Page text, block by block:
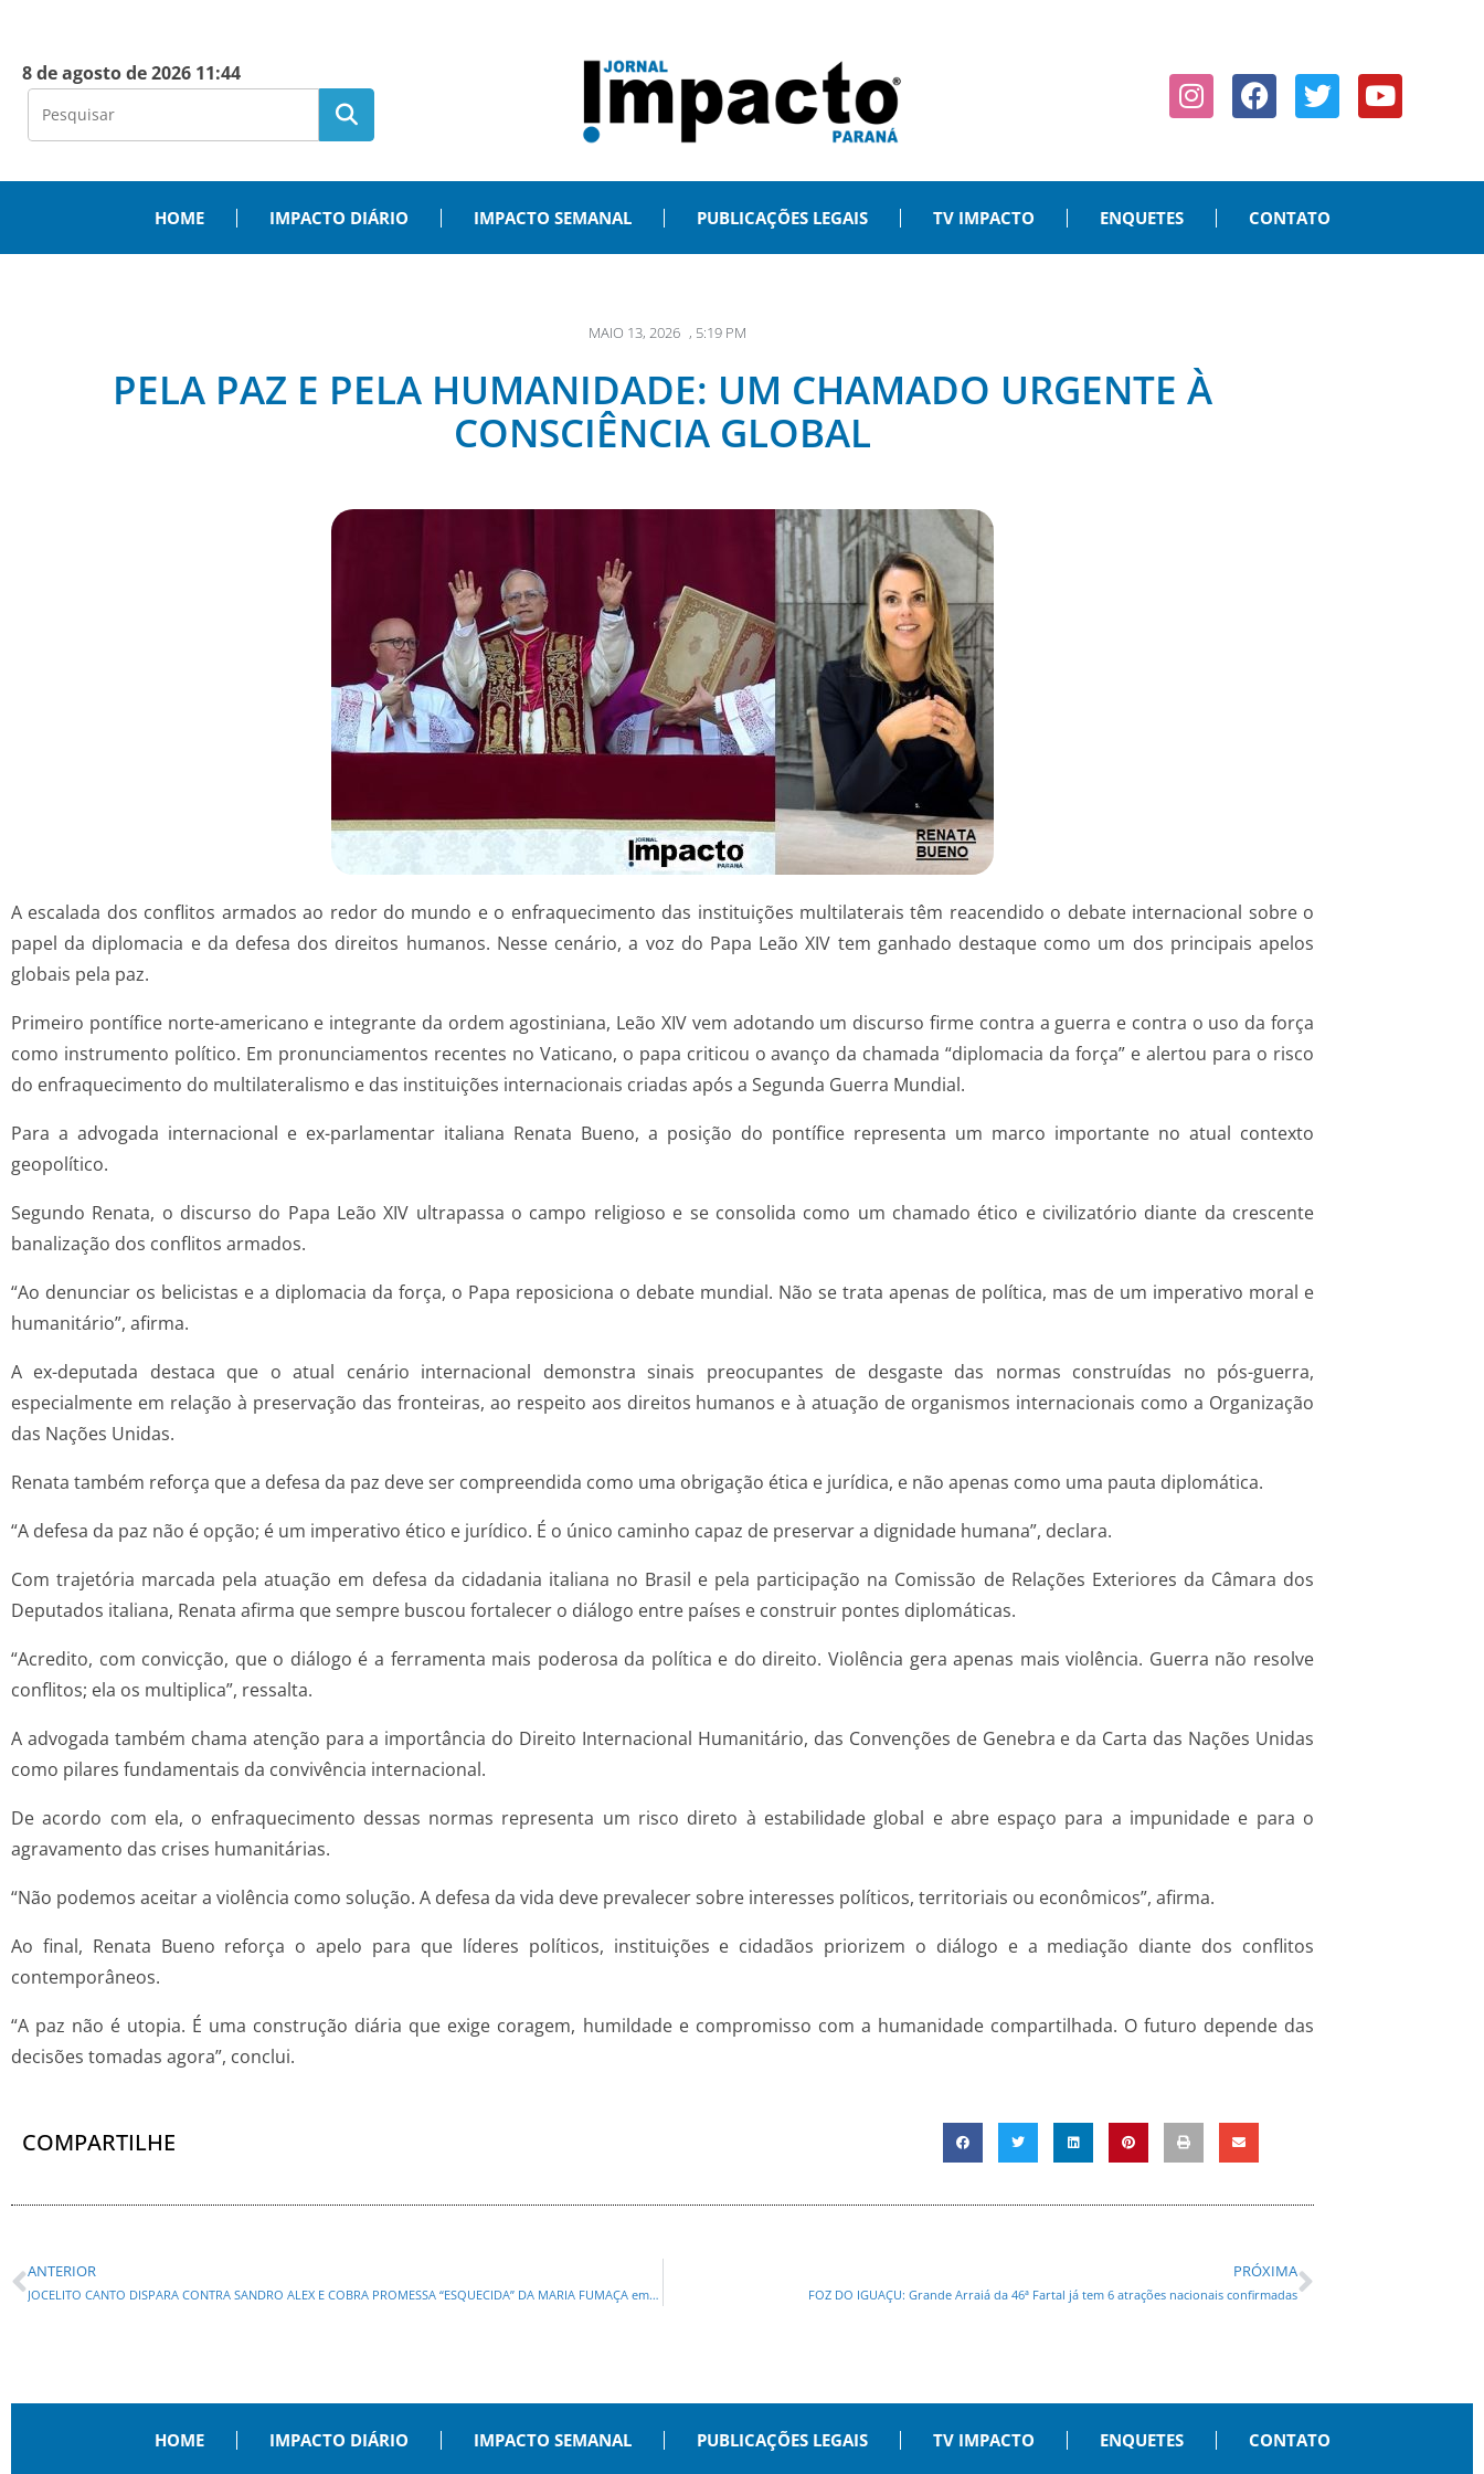
8 de agosto de 2026 11:44
HOME IMPACTO DIÁRIO IMPACTO SEMANAL PUBLICAÇÕES LEGAIS TV IMPACTO ENQUETES CONTATO
MAIO 13, 2026 , 5:19 PM
PELA PAZ E PELA HUMANIDADE: UM CHAMADO URGENTE À
CONSCIÊNCIA GLOBAL
A escalada dos conflitos armados ao redor do mundo e o enfraquecimento das instituições multilaterais têm reacendido o debate internacional sobre o
papel da diplomacia e da defesa dos direitos humanos. Nesse cenário, a voz do Papa Leão XIV tem ganhado destaque como um dos principais apelos
globais pela paz.
Primeiro pontífice norte-americano e integrante da ordem agostiniana, Leão XIV vem adotando um discurso firme contra a guerra e contra o uso da força
como instrumento político. Em pronunciamentos recentes no Vaticano, o papa criticou o avanço da chamada “diplomacia da força” e alertou para o risco
do enfraquecimento do multilateralismo e das instituições internacionais criadas após a Segunda Guerra Mundial.
Para a advogada internacional e ex-parlamentar italiana Renata Bueno, a posição do pontífice representa um marco importante no atual contexto
geopolítico.
Segundo Renata, o discurso do Papa Leão XIV ultrapassa o campo religioso e se consolida como um chamado ético e civilizatório diante da crescente
banalização dos conflitos armados.
“Ao denunciar os belicistas e a diplomacia da força, o Papa reposiciona o debate mundial. Não se trata apenas de política, mas de um imperativo moral e
humanitário”, afirma.
A ex-deputada destaca que o atual cenário internacional demonstra sinais preocupantes de desgaste das normas construídas no pós-guerra,
especialmente em relação à preservação das fronteiras, ao respeito aos direitos humanos e à atuação de organismos internacionais como a Organização
das Nações Unidas.
Renata também reforça que a defesa da paz deve ser compreendida como uma obrigação ética e jurídica, e não apenas como uma pauta diplomática.
“A defesa da paz não é opção; é um imperativo ético e jurídico. É o único caminho capaz de preservar a dignidade humana”, declara.
Com trajetória marcada pela atuação em defesa da cidadania italiana no Brasil e pela participação na Comissão de Relações Exteriores da Câmara dos
Deputados italiana, Renata afirma que sempre buscou fortalecer o diálogo entre países e construir pontes diplomáticas.
“Acredito, com convicção, que o diálogo é a ferramenta mais poderosa da política e do direito. Violência gera apenas mais violência. Guerra não resolve
conflitos; ela os multiplica”, ressalta.
A advogada também chama atenção para a importância do Direito Internacional Humanitário, das Convenções de Genebra e da Carta das Nações Unidas
como pilares fundamentais da convivência internacional.
De acordo com ela, o enfraquecimento dessas normas representa um risco direto à estabilidade global e abre espaço para a impunidade e para o
agravamento das crises humanitárias.
“Não podemos aceitar a violência como solução. A defesa da vida deve prevalecer sobre interesses políticos, territoriais ou econômicos”, afirma.
Ao final, Renata Bueno reforça o apelo para que líderes políticos, instituições e cidadãos priorizem o diálogo e a mediação diante dos conflitos
contemporâneos.
“A paz não é utopia. É uma construção diária que exige coragem, humildade e compromisso com a humanidade compartilhada. O futuro depende das
decisões tomadas agora”, conclui.
COMPARTILHE
ANTERIOR
JOCELITO CANTO DISPARA CONTRA SANDRO ALEX E COBRA PROMESSA “ESQUECIDA” DA MARIA FUMAÇA em PONTA GROSSA
PRÓXIMA
FOZ DO IGUAÇU: Grande Arraiá da 46ª Fartal já tem 6 atrações nacionais confirmadas
HOME IMPACTO DIÁRIO IMPACTO SEMANAL PUBLICAÇÕES LEGAIS TV IMPACTO ENQUETES CONTATO